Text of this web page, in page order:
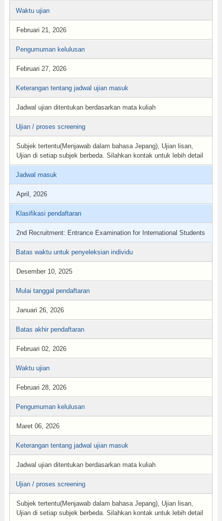
Waktu ujian
Februari 21, 2026
Pengumuman kelulusan
Februari 27, 2026
Keterangan tentang jadwal ujian masuk
Jadwal ujian ditentukan berdasarkan mata kuliah
Ujian / proses screening
Subjek tertentu(Menjawab dalam bahasa Jepang), Ujian lisan,
Ujian di setiap subjek berbeda. Silahkan kontak untuk lebih detail
Jadwal masuk
April, 2026
Klasifikasi pendaftaran
2nd Recruitment: Entrance Examination for International Students
Batas waktu untuk penyeleksian individu
Desember 10, 2025
Mulai tanggal pendaftaran
Januari 26, 2026
Batas akhir pendaftaran
Februari 02, 2026
Waktu ujian
Februari 28, 2026
Pengumuman kelulusan
Maret 06, 2026
Keterangan tentang jadwal ujian masuk
Jadwal ujian ditentukan berdasarkan mata kuliah
Ujian / proses screening
Subjek tertentu(Menjawab dalam bahasa Jepang), Ujian lisan,
Ujian di setiap subjek berbeda. Silahkan kontak untuk lebih detail